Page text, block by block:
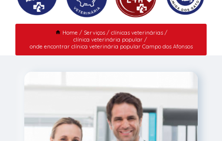
Home Serviços
clínicas veterinárias
clínica veterinária popular
onde encontrar clínica veterinária popular Campo dos Afonsos